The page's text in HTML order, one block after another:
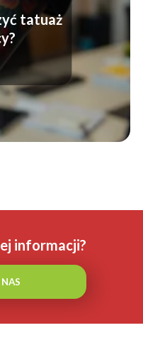
tatuaż
informacji?